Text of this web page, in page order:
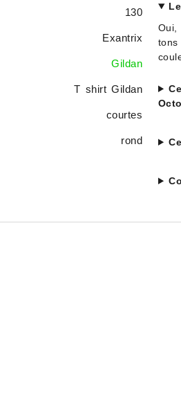
130
Exantrix
Gildan
T shirt Gildan
courtes
rond
Oui,